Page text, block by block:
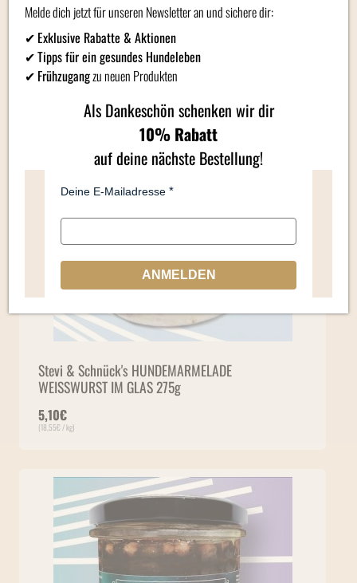
Produktbewertung (0)
Ähnliche Produkte
Stevi & Schnück's HUNDEMARMELADE ​
WEISSWURST IM GLAS 275g
5,10€
(18,55€ / kg)
Melde dich jetzt für unseren Newsletter an und sichere dir:
✔ Exklusive Rabatte & Aktionen
✔Tipps für ein gesundes Hundeleben
✔ Frühzugangzu neuen Produkten
Als Dankeschön schenken wir dir
10% Rabatt
auf deine nächste Bestellung!
Deine E-Mailadresse
ANMELDEN